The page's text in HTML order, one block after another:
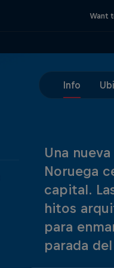
Want
Info
Una
Noruega
capital.
hitos
para
parada